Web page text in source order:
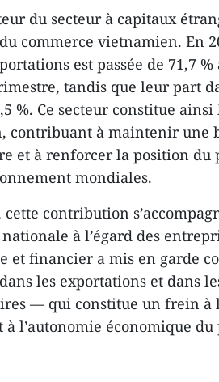
du secteur à capitaux
commerce vietnamien. En
est passée de 71,7
tandis que leur part
%. Ce secteur constitue
contribuant à maintenir une
et à renforcer la position du
mondiales.
cette contribution
à l’égard des
et financier a mis en garde
les exportations et dans
— qui constitue un frein à
l’autonomie économique du